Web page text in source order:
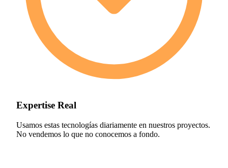
Expertise Real
Usamos estas tecnologías diariamente en nuestros proyectos.
No vendemos lo que no conocemos a fondo.